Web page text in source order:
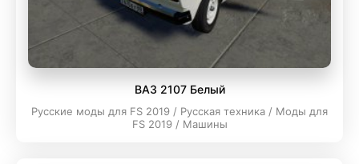
ВАЗ 2107 Белый
Русские моды для FS 2019 / Русская техника / Моды для
FS 2019 / Машины